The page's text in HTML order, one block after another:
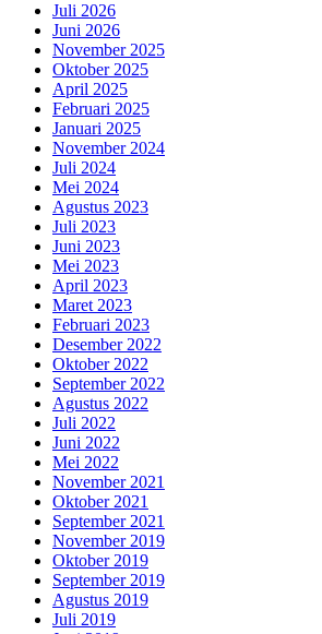
Juli 2026
Juni 2026
November 2025
Oktober 2025
April 2025
Februari 2025
Januari 2025
November 2024
Juli 2024
Mei 2024
Agustus 2023
Juli 2023
Juni 2023
Mei 2023
April 2023
Maret 2023
Februari 2023
Desember 2022
Oktober 2022
September 2022
Agustus 2022
Juli 2022
Juni 2022
Mei 2022
November 2021
Oktober 2021
September 2021
November 2019
Oktober 2019
September 2019
Agustus 2019
Juli 2019